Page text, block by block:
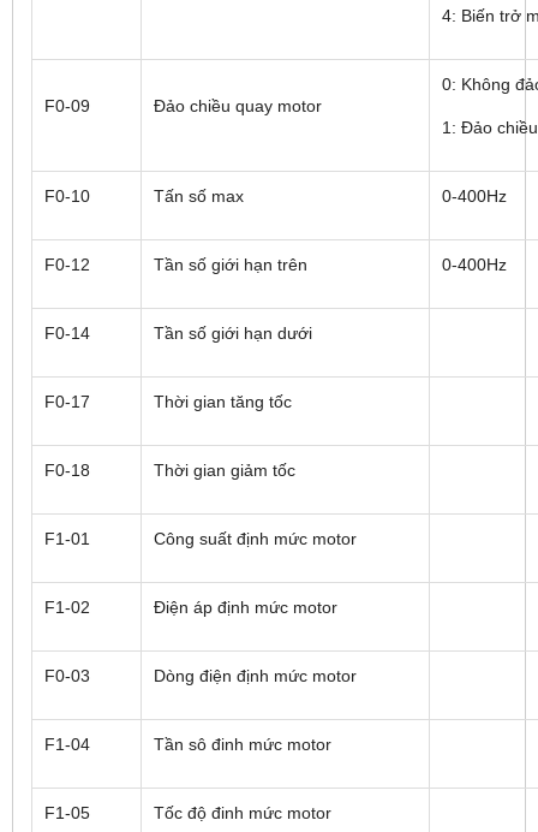
4: Biến trở
F0-09 Đảo chiều quay motor
0: Không
1: Đảo chiều
F0-10 Tấn số max 0-400Hz
F0-12 Tần số giới hạn trên 0-400Hz
F0-14 Tần số giới hạn dưới
F0-17 Thời gian tăng tốc
F0-18 Thời gian giảm tốc
F1-01 Công suất định mức motor
F1-02 Điện áp định mức motor
F0-03 Dòng điện định mức motor
F1-04 Tần sô đinh mức motor
F1-05 Tốc độ đinh mức motor